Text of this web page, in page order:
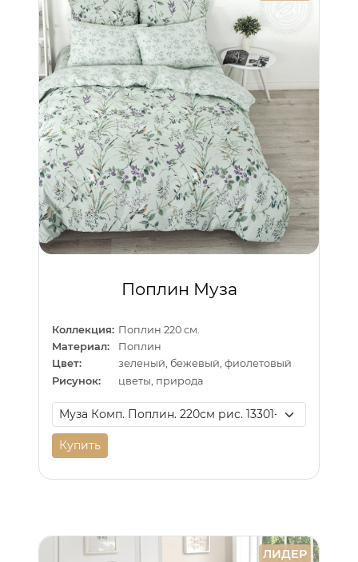
Поплин Муза
Коллекция: Поплин 220 см.
Материал:
Поплин
Цвет:
зеленый, бежевый, фиолетовый
Рисунок:
цветы, природа
Купить
ЛИДЕР